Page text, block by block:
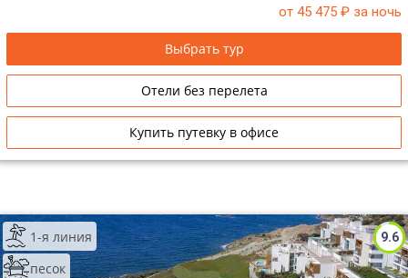
от 45 475 ₽ за ночь
Выбрать тур
Отели без перелета
Купить путевку в офисе
9.6
1-я линия
песок